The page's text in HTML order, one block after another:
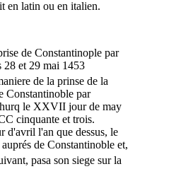
en latin ou en italien.
de Constantinople par
28 et 29 mai 1453
de la prinse de la
Constantinoble par
le XXVII jour de may
cinquante et trois.
d'avril l'an que dessus, le
de Constantinoble et,
pasa son siege sur la